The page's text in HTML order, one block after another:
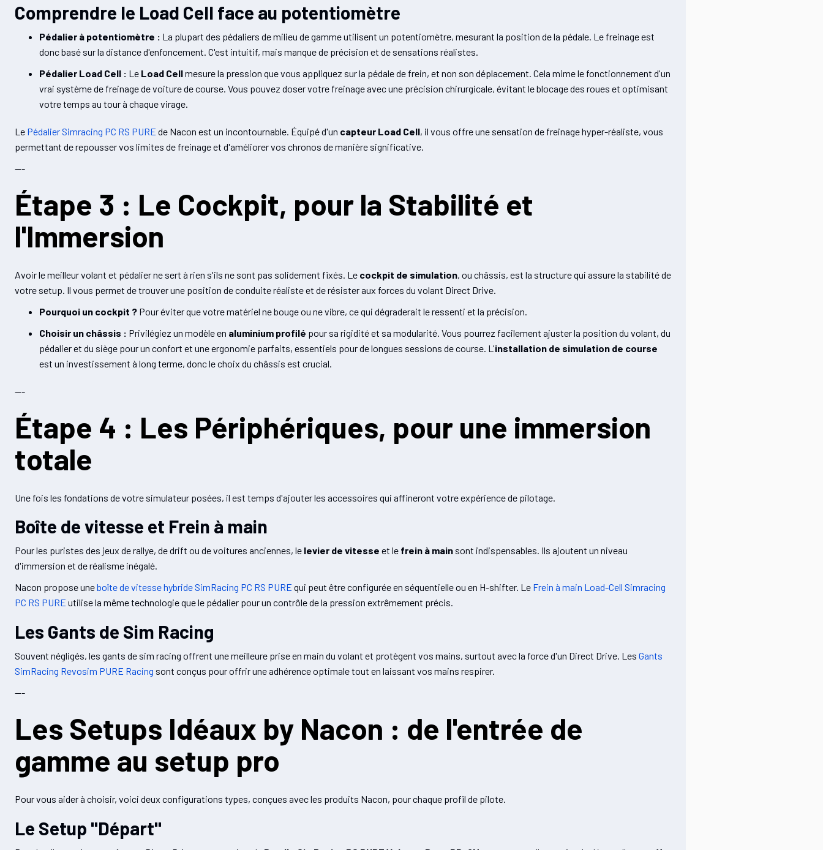
Comprendre le Load Cell face au potentiomètre
Pédalier à potentiomètre : La plupart des pédaliers de milieu de gamme utilisent un potentiomètre, mesurant la position de la pédale. Le freinage est
donc basé sur la distance d'enfoncement. C'est intuitif, mais manque de précision et de sensations réalistes.
Pédalier Load Cell : Le Load Cellmesure la pression que vous appliquez sur la pédale de frein, et non son déplacement. Cela mime le fonctionnement d'un
vrai système de freinage de voiture de course. Vous pouvez doser votre freinage avec une précision chirurgicale, évitant le blocage des roues et optimisant
votre temps au tour à chaque virage.
Le Pédalier Simracing PC RS PURE de Nacon est un incontournable. Équipé d'un capteur Load Cell, il vous offre une sensation de freinage hyper-réaliste, vous
permettant de repousser vos limites de freinage et d'améliorer vos chronos de manière significative.
---
Étape 3 : Le Cockpit, pour la Stabilité et
l'Immersion
Avoir le meilleur volant et pédalier ne sert à rien s'ils ne sont pas solidement fixés. Le cockpit de simulation, ou châssis, est la structure qui assure la stabilité de
votre setup. Il vous permet de trouver une position de conduite réaliste et de résister aux forces du volant Direct Drive.
Pourquoi un cockpit ? Pour éviter que votre matériel ne bouge ou ne vibre, ce qui dégraderait le ressenti et la précision.
Choisir un châssis : Privilégiez un modèle en aluminium profilé pour sa rigidité et sa modularité. Vous pourrez facilement ajuster la position du volant, du
pédalier et du siège pour un confort et une ergonomie parfaits, essentiels pour de longues sessions de course. L'installation de simulation de course
est un investissement à long terme, donc le choix du châssis est crucial.
---
Étape 4 : Les Périphériques, pour une immersion
totale
Une fois les fondations de votre simulateur posées, il est temps d'ajouter les accessoires qui affineront votre expérience de pilotage.
Boîte de vitesse et Frein à main
Pour les puristes des jeux de rallye, de drift ou de voitures anciennes, le levier de vitesse et le frein à main sont indispensables. Ils ajoutent un niveau
d'immersion et de réalisme inégalé.
Nacon propose uneboîte de vitesse hybride SimRacing PC RS PURE qui peut être configurée en séquentielle ou en H-shifter. Le Frein à main Load-Cell Simracing
PC RS PURE utilise la même technologie que le pédalier pour un contrôle de la pression extrêmement précis.
Les Gants de Sim Racing
Souvent négligés, les gants de sim racing offrent une meilleure prise en main du volant et protègent vos mains, surtout avec la force d'un Direct Drive. Les Gants
SimRacing Revosim PURE Racing sont conçus pour offrir une adhérence optimale tout en laissant vos mains respirer.
---
Les Setups Idéaux by Nacon : de l'entrée de
gamme au setup pro
Pour vous aider à choisir, voici deux configurations types, conçues avec les produits Nacon, pour chaque profil de pilote.
Le Setup "Départ"